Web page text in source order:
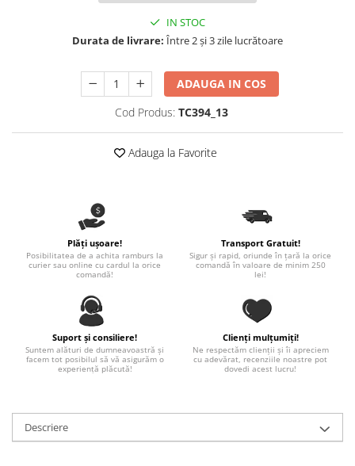
Betisoare cakesicles/inghetata
Cake Drums
Etichete autocolante
Globuri Personalizate
Diagramă de creștere
Outlet-Echipamente personalizate
Plăcuțe mesaje
Nastere bebelusi
Mesaje de dragoste
Dragoste (Love)
Dragoste + Personalizare
Sot/Sotie
Botez pentru copii
Valentines Day
8 Martie
Ziua Copilului
Craciun / An nou
Paste
Nunta
IN STOC
Durata de livrare: Între 2 și 3 zile lucrătoare
ADAUGA IN COS
Cod Produs: TC394_13
Adauga la Favorite
Plăți ușoare!
Posibilitatea de a achita ramburs la
curier sau online cu cardul la orice
comandă!
Transport Gratuit!
Sigur și rapid, oriunde în țară la orice
comandă în valoare de minim 250
lei!
Suport și consiliere!
Suntem alături de dumneavoastră și
facem tot posibilul să vă asigurăm o
experiență plăcută!
Clienți mulțumiți!
Ne respectăm clienții și îi apreciem
cu adevărat, recenziile noastre pot
dovedi acest lucru!
Descriere